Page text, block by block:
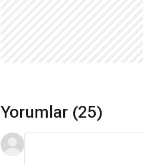
krizi sonucu öldü. Ölümünün
Life and Death of Peter Sellers'
Rush'ın oynadığı film Peter
Yorumlar (25)